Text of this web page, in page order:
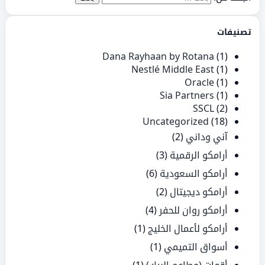
تصنيفات
Dana Rayhaan by Rotana (1)
Nestlé Middle East(1)
Oracle(1)
Sia Partners (1)
SSCL(2)
Uncategorized (18)
آني وداني (2)
أرامكو الرقمية (3)
أرامكو السعودية (6)
أرامكو ديجيتال (2)
أرامكو روان للحفر (4)
أرامكو لأعمال الخليج (1)
أسواق التميمي (1)